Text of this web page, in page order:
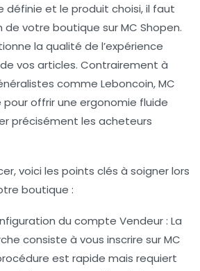
définie et le produit choisi, il faut
votre boutique sur MC Shopen.
la qualité de l’expérience
vos articles. Contrairement à
comme Leboncoin, MC
offrir une ergonomie fluide
précisément les acheteurs
voici les points clés à soigner lors
boutique :
du compte Vendeur: La
consiste à vous inscrire sur MC
est rapide mais requiert